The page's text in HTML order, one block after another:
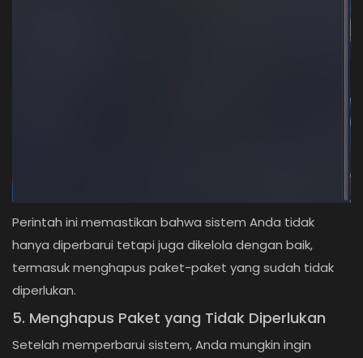
Perintah ini memastikan bahwa sistem Anda tidak
hanya diperbarui tetapi juga dikelola dengan baik,
termasuk menghapus paket-paket yang sudah tidak
diperlukan.
5. Menghapus Paket yang Tidak Diperlukan
Setelah memperbarui sistem, Anda mungkin ingin